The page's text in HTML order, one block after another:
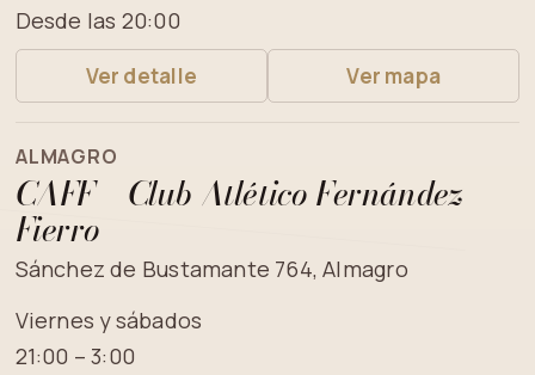
Desde las 20:00
Ver detalle Ver mapa
ALMAGRO
CAFF – Club Atlético Fernández
Fierro
Sánchez de Bustamante 764, Almagro
Viernes y sábados
21:00 – 3:00